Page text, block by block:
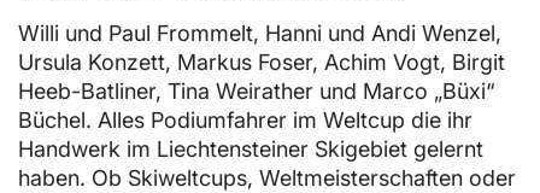
Willi und Paul Frommelt, Hanni und Andi Wenzel,
Ursula Konzett, Markus Foser, Achim Vogt, Birgit
Heeb-Batliner, Tina Weirather und Marco „Büxi“
Büchel. Alles Podiumfahrer im Weltcup die ihr
Handwerk im Liechtensteiner Skigebiet gelernt
haben. Ob Skiweltcups, Weltmeisterschaften oder